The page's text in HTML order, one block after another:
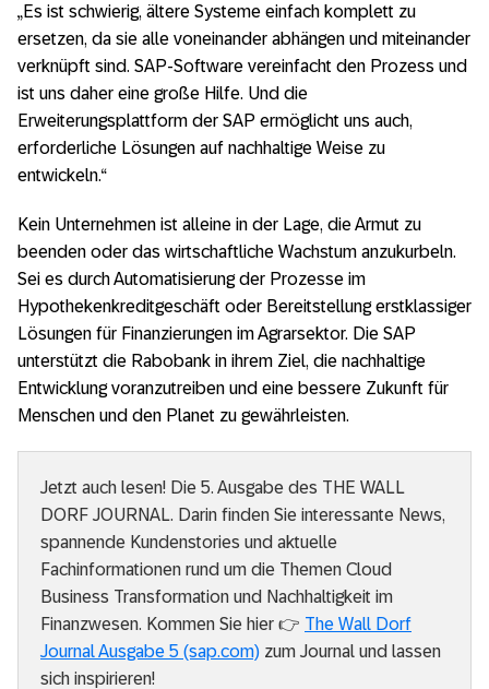
„Es ist schwierig, ältere Systeme einfach komplett zu
ersetzen, da sie alle voneinander abhängen und miteinander
verknüpft sind. SAP-Software vereinfacht den Prozess und
ist uns daher eine große Hilfe. Und die
Erweiterungsplattform der SAP ermöglicht uns auch,
erforderliche Lösungen auf nachhaltige Weise zu
entwickeln.“
Kein Unternehmen ist alleine in der Lage, die Armut zu
beenden oder das wirtschaftliche Wachstum anzukurbeln.
Sei es durch Automatisierung der Prozesse im
Hypothekenkreditgeschäft oder Bereitstellung erstklassiger
Lösungen für Finanzierungen im Agrarsektor. Die SAP
unterstützt die Rabobank in ihrem Ziel, die nachhaltige
Entwicklung voranzutreiben und eine bessere Zukunft für
Menschen und den Planet zu gewährleisten.
Jetzt auch lesen! Die 5. Ausgabe des THE WALL
DORF JOURNAL. Darin finden Sie interessante News,
spannende Kundenstories und aktuelle
Fachinformationen rund um die Themen Cloud
Business Transformation und Nachhaltigkeit im
Finanzwesen. Kommen Sie hier 👉 The Wall Dorf
Journal Ausgabe 5 (sap.com) zum Journal und lassen
sich inspirieren!